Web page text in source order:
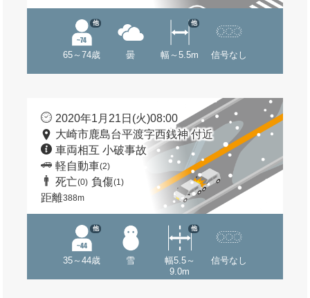
65～74歳
他
曇 幅～5.5m
他
信号なし
2020年1月21日(火)08:00
大崎市鹿島台平渡字西銭神 付近
車両相互 小破事故
軽自動車(2)
死亡(0) 負傷(1)
距離388m
35～44歳
他
雪
幅5.5～
9.0m
他
信号なし